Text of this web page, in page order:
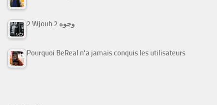
2 Wjouh 2 وجوه
Pourquoi BeReal n’a jamais conquis les utilisateurs